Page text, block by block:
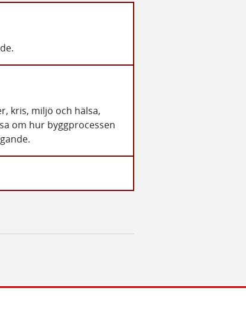
kris, miljö och hälsa,
om hur byggprocessen